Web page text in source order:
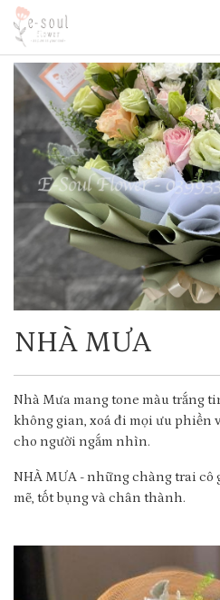
NHÀ MƯA
Nhà Mưa mang tone màu trắng
không gian, xoá đi mọi ưu phiền
cho người ngắm nhìn.
NHÀ MƯA - những chàng trai cô
mẽ, tốt bụng và chân thành.